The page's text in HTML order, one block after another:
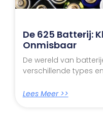
De 625 Batterij:
Onmisbaar
De wereld van
verschillende types
Lees Meer >>